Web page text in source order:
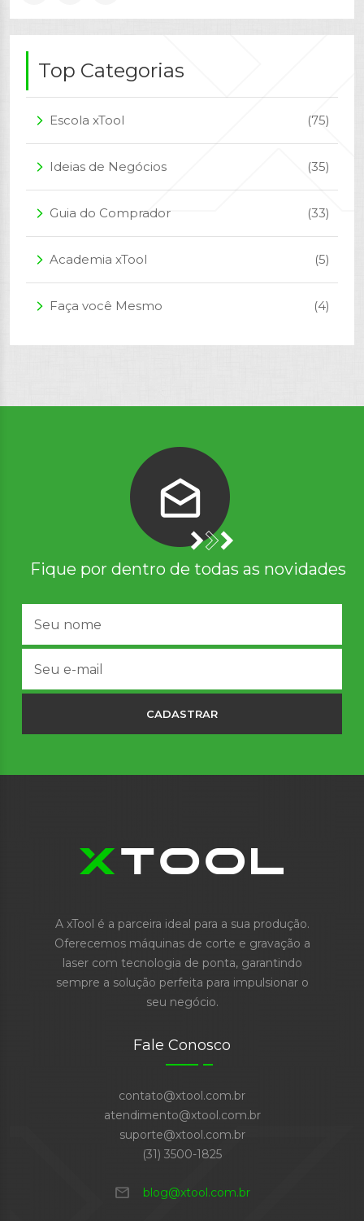
Top Categorias
arrow_forward_ios Escola xTool (75)
arrow_forward_ios Ideias de Negócios (35)
arrow_forward_ios Guia do Comprador (33)
arrow_forward_ios Academia xTool (5)
arrow_forward_ios Faça você Mesmo (4)
Fique por dentro de todas as novidades
CADASTRAR
A xTool é a parceira ideal para a sua produção.
Oferecemos máquinas de corte e gravação a
laser com tecnologia de ponta, garantindo
sempre a solução perfeita para impulsionar o
seu negócio.
Fale Conosco
contato@xtool.com.br
atendimento@xtool.com.br
suporte@xtool.com.br
(31) 3500-1825
mail blog@xtool.com.br